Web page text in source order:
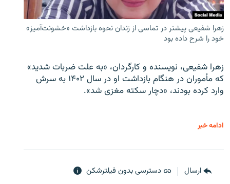
زهرا شفیعی پیشتر در تماسی از زندان نحوه بازداشت «خشونت‌آمیز»
خود را شرح داده بود
زهرا شفیعی، نویسنده و کارگردان، «به علت ضربات شدید»
که مأموران در هنگام بازداشت او در سال ۱۴۰۲ به سرش
وارد کرده بودند، «دچار سکته مغزی شد».
ادامه خبر
ارسال دسترسی بدون فیلترشکن